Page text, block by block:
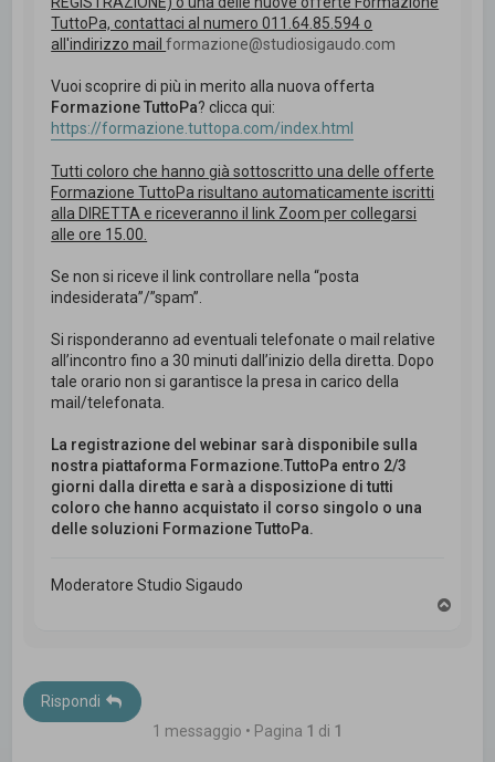
TuttoPa, contattaci al numero 011.64.85.594 o
all'indirizzo mailformazione@studiosigaudo.com
Vuoi scoprire di più in merito alla nuova offerta
Formazione TuttoPa? clicca qui:
https://formazione.tuttopa.com/index.html
Tutti coloro che hanno già sottoscritto una delle offerte
Formazione TuttoPa risultano automaticamente iscritti
alla DIRETTA e riceveranno il link Zoom per collegarsi
alle ore 15.00.
Se non si riceve il link controllare nella “posta
indesiderata”/”spam”.
Si risponderanno ad eventuali telefonate o mail relative
all’incontro fino a 30 minuti dall’inizio della diretta. Dopo
tale orario non si garantisce la presa in carico della
mail/telefonata.
La registrazione del webinar sarà disponibile sulla
nostra piattaforma Formazione.TuttoPa entro 2/3
giorni dalla diretta e sarà a disposizione di tutti
coloro che hanno acquistato il corso singolo o una
delle soluzioni Formazione TuttoPa.
Moderatore Studio Sigaudo
Rispondi
1 messaggio • Pagina 1 di 1